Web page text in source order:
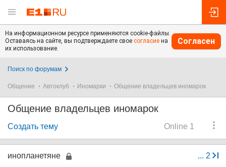
На информационном ресурсе применяются cookie-файлы.
Оставаясь на сайте, вы подтверждаете свое согласие на
их использование.
Согласен
Поиск по форумам
Общение Автоклуб Иномарки Общение владельцев иномарок
Общение владельцев иномарок
Online 1
Создать тему
... 2
инопланетяне